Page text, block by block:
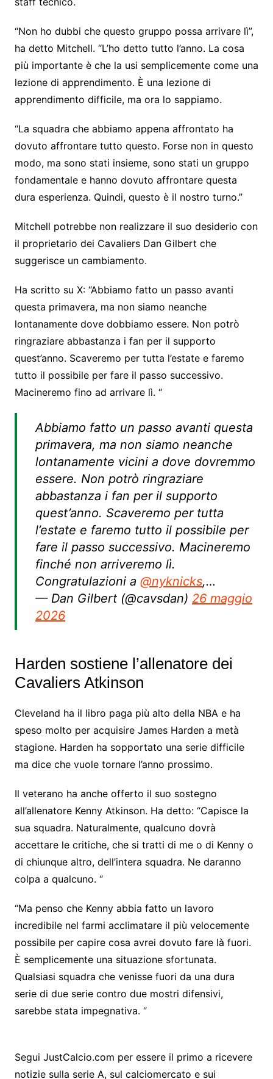
“Non ho dubbi che questo gruppo possa arrivare lì”,
ha detto Mitchell. “L’ho detto tutto l’anno. La cosa
più importante è che la usi semplicemente come una
lezione di apprendimento. È una lezione di
apprendimento difficile, ma ora lo sappiamo.
“La squadra che abbiamo appena affrontato ha
dovuto affrontare tutto questo. Forse non in questo
modo, ma sono stati insieme, sono stati un gruppo
fondamentale e hanno dovuto affrontare questa
dura esperienza. Quindi, questo è il nostro turno.”
Mitchell potrebbe non realizzare il suo desiderio con
il proprietario dei Cavaliers Dan Gilbert che
suggerisce un cambiamento.
Ha scritto su X: “Abbiamo fatto un passo avanti
questa primavera, ma non siamo neanche
lontanamente dove dobbiamo essere. Non potrò
ringraziare abbastanza i fan per il supporto
quest’anno. Scaveremo per tutta l’estate e faremo
tutto il possibile per fare il passo successivo.
Macineremo fino ad arrivare lì. “
Abbiamo fatto un passo avanti questa
primavera, ma non siamo neanche
lontanamente vicini a dove dovremmo
essere. Non potrò ringraziare
abbastanza i fan per il supporto
quest’anno. Scaveremo per tutta
l’estate e faremo tutto il possibile per
fare il passo successivo. Macineremo
finché non arriveremo lì.
Congratulazioni a @nyknicks,…
— Dan Gilbert (@cavsdan) 26 maggio
2026
Harden sostiene l’allenatore dei
Cavaliers Atkinson
Cleveland ha il libro paga più alto della NBA e ha
speso molto per acquisire James Harden a metà
stagione. Harden ha sopportato una serie difficile
ma dice che vuole tornare l’anno prossimo.
Il veterano ha anche offerto il suo sostegno
all’allenatore Kenny Atkinson. Ha detto: “Capisce la
sua squadra. Naturalmente, qualcuno dovrà
accettare le critiche, che si tratti di me o di Kenny o
di chiunque altro, dell’intera squadra. Ne daranno
colpa a qualcuno. “
“Ma penso che Kenny abbia fatto un lavoro
incredibile nel farmi acclimatare il più velocemente
possibile per capire cosa avrei dovuto fare là fuori.
È semplicemente una situazione sfortunata.
Qualsiasi squadra che venisse fuori da una dura
serie di due serie contro due mostri difensivi,
sarebbe stata impegnativa. “
Segui JustCalcio.com per essere il primo a ricevere
notizie sulla serie A, sul calciomercato e sui